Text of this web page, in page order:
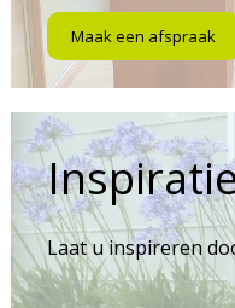
Maak een afspraak
Laat u inspireren